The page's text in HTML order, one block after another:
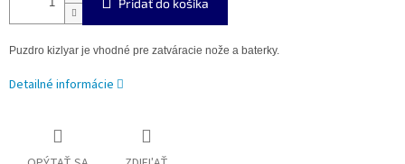
Pridať do košíka
Puzdro kizlyar je vhodné pre zatváracie nože a baterky.
Detailné informácie